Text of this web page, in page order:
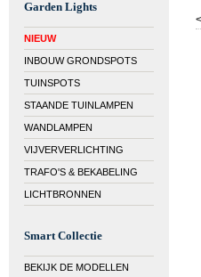
Garden Lights
NIEUW
INBOUW GRONDSPOTS
TUINSPOTS
STAANDE TUINLAMPEN
WANDLAMPEN
VIJVERVERLICHTING
TRAFO'S & BEKABELING
LICHTBRONNEN
Smart Collectie
BEKIJK DE MODELLEN